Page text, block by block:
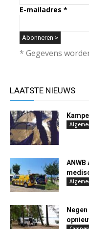
E-mailadres *
* Gegevens
LAATSTE NIEUWS